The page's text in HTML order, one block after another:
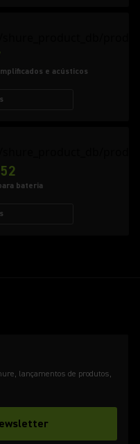
e acústicos
bateria
lançamentos de produtos,